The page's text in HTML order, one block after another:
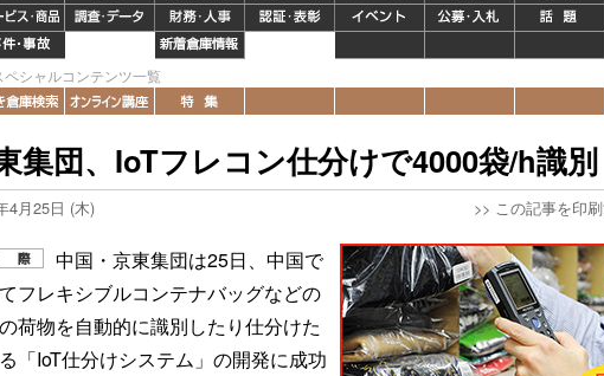
ペシャルコンテンツ一覧
集団、IoTフレコン仕分けで4000袋/h識別
4月25日 (木) >> この記事を印刷
中国・京東集団は25日、中国で
フレキシブルコンテナバッグなどの
荷物を自動的に識別したり仕分けた
「IoT仕分けシステム」の開発に成功